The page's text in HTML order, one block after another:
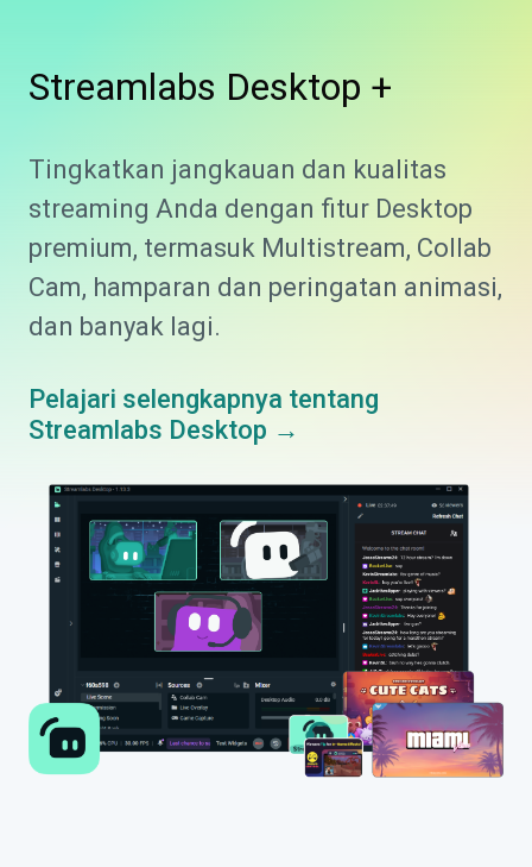
Streamlabs Desktop +
Tingkatkan jangkauan dan kualitas
streaming Anda dengan fitur Desktop
premium, termasuk Multistream, Collab
Cam, hamparan dan peringatan animasi,
dan banyak lagi.
Pelajari selengkapnya tentang
Streamlabs Desktop →